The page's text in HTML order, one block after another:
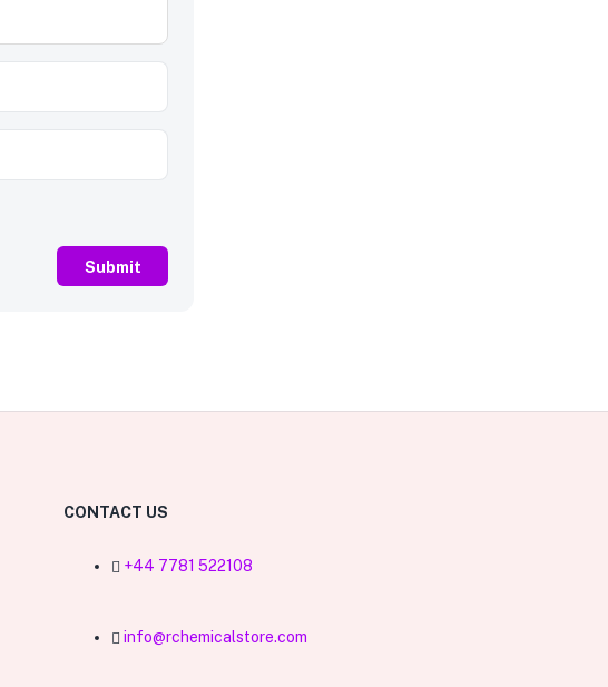
CONTACT US
+44 7781 522108
info@rchemicalstore.com